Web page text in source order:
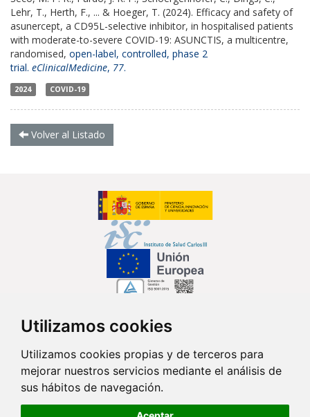
Utilizamos cookies
Utilizamos cookies propias y de terceros para
mejorar nuestros servicios mediante el análisis de
sus hábitos de navegación.
Lehr, T., Herth, F., ... & Hoeger, T. (2024). Efficacy and safety of
asunercept, a CD95L-selective inhibitor, in hospitalised patients
with moderate-to-severe COVID-19: ASUNCTIS, a multicentre,
randomised, open-label, controlled, phase 2
trial. eClinicalMedicine, 77.
2024 COVID-19
Volver al Listado
Síguenos en...
Contacto
Av. Monforte de Lemos, 3-5. Pabellón 11. Planta 0 28029 Madrid